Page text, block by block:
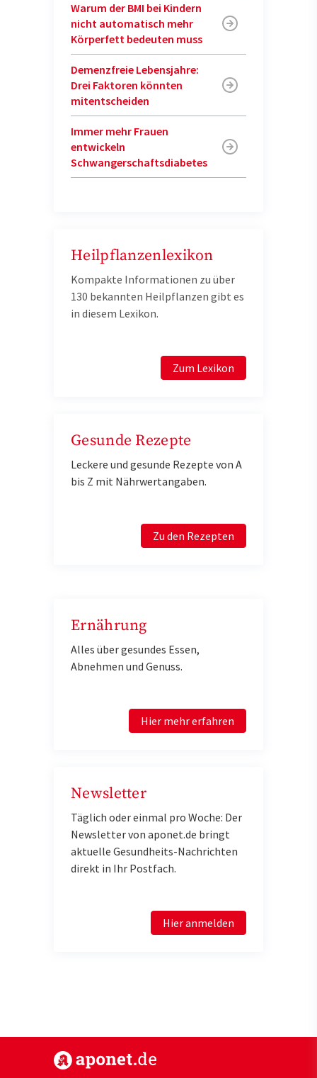
Warum der BMI bei Kindern
nicht automatisch mehr
Körperfett bedeuten muss
Demenzfreie Lebensjahre:
Drei Faktoren könnten
mitentscheiden
Immer mehr Frauen
entwickeln
Schwangerschaftsdiabetes
Heilpflanzenlexikon
Kompakte Informationen zu über
130 bekannten Heilpflanzen gibt es
in diesem Lexikon.
Zum Lexikon
Gesunde Rezepte
Leckere und gesunde Rezepte von A
bis Z mit Nährwertangaben.
Zu den Rezepten
Ernährung
Alles über gesundes Essen,
Abnehmen und Genuss.
Hier mehr erfahren
Newsletter
Täglich oder einmal pro Woche: Der
Newsletter von aponet.de bringt
aktuelle Gesundheits-Nachrichten
direkt in Ihr Postfach.
Hier anmelden